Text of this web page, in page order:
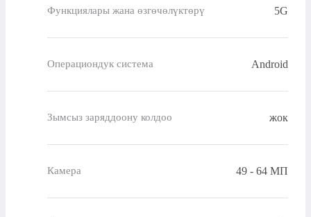
Функциялары жана өзгөчөлүктөрү 5G
Операциондук система Android
Зымсыз заряддоону колдоо жок
Камера 49 - 64 МП